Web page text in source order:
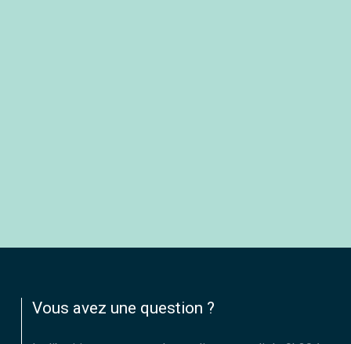
Vous avez une question ?